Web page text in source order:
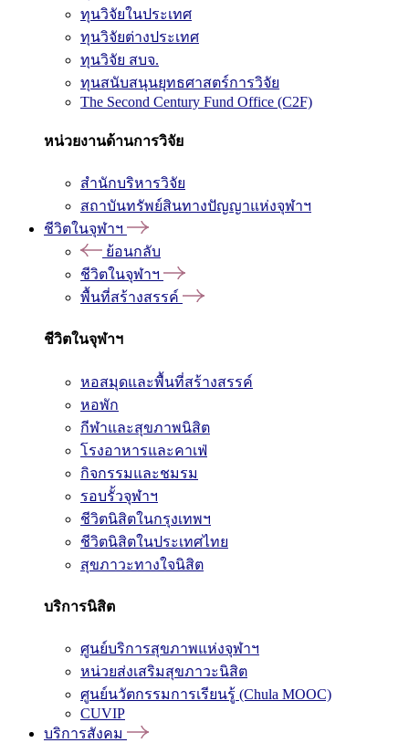
ทุนวิจัยในประเทศ
ทุนวิจัยต่างประเทศ
ทุนวิจัย สบจ.
ทุนสนับสนุนยุทธศาสตร์การวิจัย
The Second Century Fund Office (C2F)
หน่วยงานด้านการวิจัย
สำนักบริหารวิจัย
สถาบันทรัพย์สินทางปัญญาแห่งจุฬาฯ
ชีวิตในจุฬาฯ
ย้อนกลับ
ชีวิตในจุฬาฯ
พื้นที่สร้างสรรค์
ชีวิตในจุฬาฯ
หอสมุดและพื้นที่สร้างสรรค์
หอพัก
กีฬาและสุขภาพนิสิต
โรงอาหารและคาเฟ่
กิจกรรมและชมรม
รอบรั้วจุฬาฯ
ชีวิตนิสิตในกรุงเทพฯ
ชีวิตนิสิตในประเทศไทย
สุขภาวะทางใจนิสิต
บริการนิสิต
ศูนย์บริการสุขภาพแห่งจุฬาฯ
หน่วยส่งเสริมสุขภาวะนิสิต
ศูนย์นวัตกรรมการเรียนรู้ (Chula MOOC)
CUVIP
บริการสังคม